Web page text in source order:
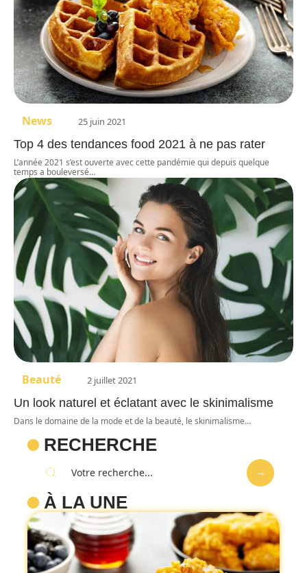
News 25 juin 2021
Top 4 des tendances food 2021 à ne pas rater
L’année 2021 s’est ouverte avec cette pandémie qui depuis quelque
temps a bouleversé…
Beauté 2 juillet 2021
Un look naturel et éclatant avec le skinimalisme
Dans le domaine de la mode et de la beauté, le skinimalisme…
RECHERCHE
À LA UNE